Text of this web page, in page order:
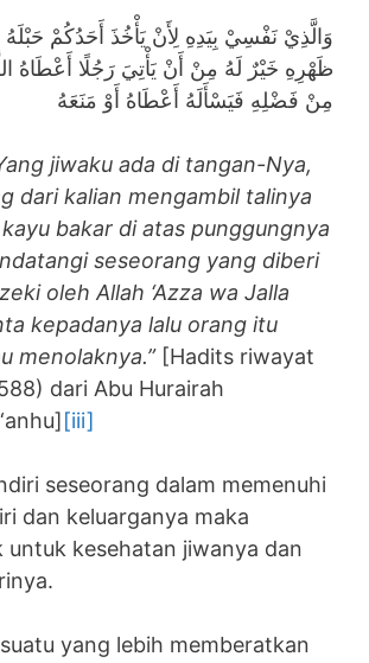
وَالَّذِيْ نَفْسِيْ بِيَدِهِ لِأَنْ يَأْخُذَ أَحَدُكُمْ
ظَهْرِهِ خَيْرٌ لَهُ مِنْ أَنْ يَأْتِيَ رَجُلًا أَعْطَاهُ
مِنْ فَضْلِهِ فَيَسْأَلَهُ أَعْطَاهُ أَوْ مَنَعَهُ
jiwaku ada di tangan-Nya,
dari kalian mengambil talinya
bakar di atas punggungnya
seseorang yang diberi
oleh Allah ‘Azza wa Jalla
kepadanya lalu orang itu
menolaknya.”[Hadits riwayat
dari Abu Hurairah
[iii]
seseorang dalam memenuhi
dan keluarganya maka
untuk kesehatan jiwanya dan
yang lebih memberatkan